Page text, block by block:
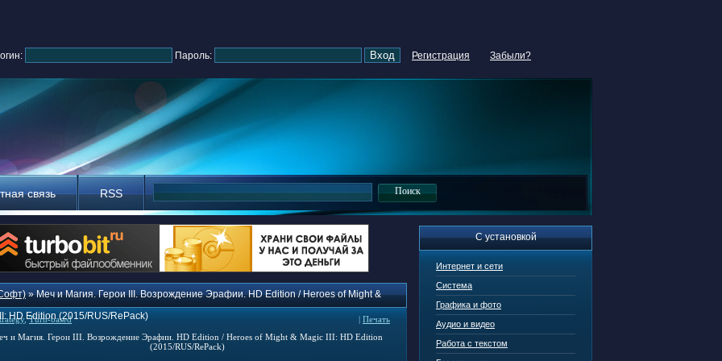
Пароль: Регистрация Забыли?
связь RSS
С установкой
Интернет и сети
Система
Графика и фото
Аудио и видео
Работа с текстом
» Меч и Магия. Герои III. Возрождение Эрафии. HD Edition / Heroes of Might &
HD Edition (2015/RUS/RePack)
,Turn-based | Печать